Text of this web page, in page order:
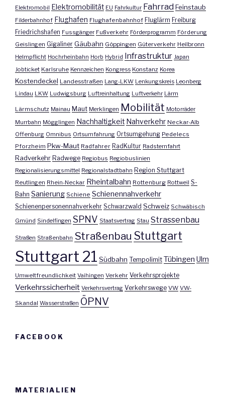
Elektromobil Elektromobilität EU Fahrkultur FahrradFeinstaub
Filderbahnhof Flughafen Flughafenbahnhof Fluglärm Freiburg
Friedrichshafen Fussgänger Fußverkehr Förderprogramm Förderung
Geislingen Gigaliner Gäubahn Göppingen Güterverkehr Heilbronn
Helmpflicht Hochrheinbahn Horb Hybrid Infrastruktur Japan
Jobticket Karlsruhe Kennzeichen Kongress Konstanz Korea
Kostendeckel Landesstraßen Lang-LKW Lenkungskreis Leonberg
Lindau LKW Ludwigsburg Luftreinhaltung Luftverkehr Lärm
Lärmschutz Mainau Maut Merklingen Mobilität Motorräder
Murrbahn Mögglingen Nachhaltigkeit Nahverkehr Neckar-Alb
Offenburg Omnibus Ortsumfahrung Ortsumgehung Pedelecs
Pforzheim Pkw-Maut Radfahrer RadKultur Radsternfahrt
Radverkehr Radwege Regiobus Regiobuslinien
Regionalisierungsmittel Regionalstadtbahn Region Stuttgart
Reutlingen Rhein-Neckar Rheintalbahn Rottenburg Rottweil S-
Bahn Sanierung Schiene Schienennahverkehr
Schienenpersonennahverkehr Schwarzwald Schweiz Schwäbisch
Gmünd Sindelfingen SPNV Staatsvertrag Stau Strassenbau
Straßen Straßenbahn Straßenbau Stuttgart
Stuttgart 21 Südbahn Tempolimit Tübingen Ulm
Umweltfreundlichkeit Vaihingen Verkehr Verkehrsprojekte
Verkehrssicherheit Verkehrsvertrag Verkehrswege VW VW-
Skandal Wasserstraßen ÖPNV
FACEBOOK
MATERIALIEN